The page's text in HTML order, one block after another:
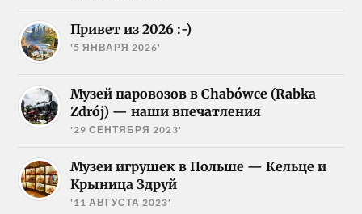
Привет из 2026 :-)
'5 ЯНВАРЯ 2026'
Музей паровозов в Chabówce (Rabka
Zdrój) — наши впечатления
'29 СЕНТЯБРЯ 2023'
Музеи игрушек в Польше — Кельце и
Крыница Здруй
'11 АВГУСТА 2023'